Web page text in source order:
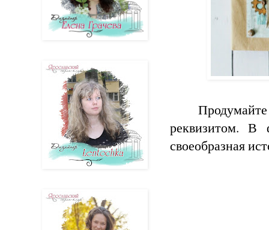
реквизитом. В
своеобразная